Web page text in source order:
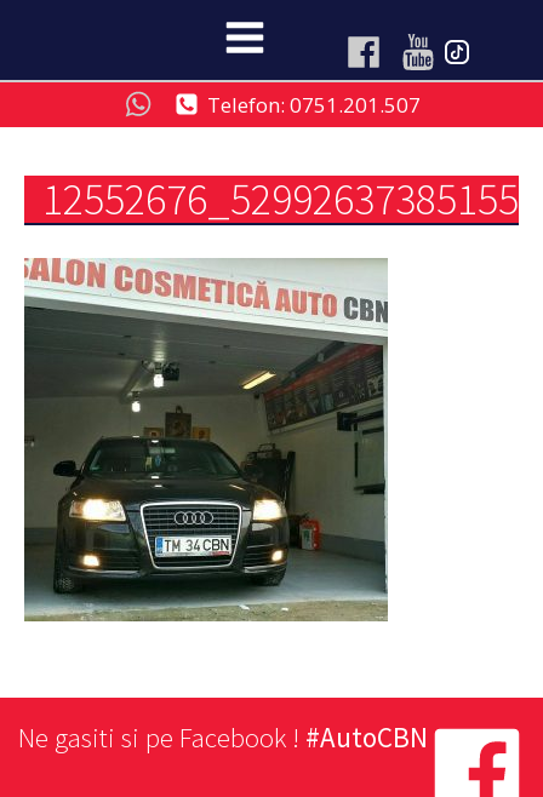
Telefon: 0751.201.507
Ne gasiti si pe Facebook ! #AutoCBN